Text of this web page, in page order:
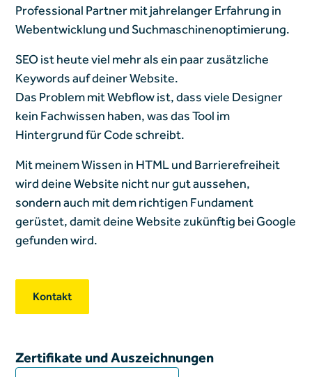
Professional Partner mit jahrelanger Erfahrung in
Webentwicklung und Suchmaschinenoptimierung.
SEO ist heute viel mehr als ein paar zusätzliche
Keywords auf deiner Website.
Das Problem mit Webflow ist, dass viele Designer
kein Fachwissen haben, was das Tool im
Hintergrund für Code schreibt.
Mit meinem Wissen in HTML und Barrierefreiheit
wird deine Website nicht nur gut aussehen,
sondern auch mit dem richtigen Fundament
gerüstet, damit deine Website zukünftig bei Google
gefunden wird.
Kontakt
Zertifikate und Auszeichnungen